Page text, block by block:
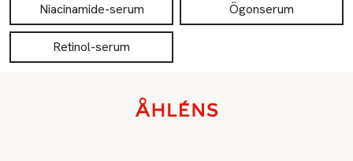
Niacinamide-serum Ögonserum
Retinol-serum